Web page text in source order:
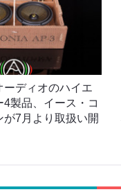
ーディオのハイエ
4製品、イース・コ
が7月より取扱い開